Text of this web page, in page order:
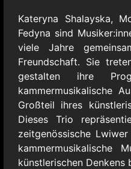
Kateryna Shalayska,
Fedyna sind
viele Jahre
Freundschaft. Sie
gestalten ihre
kammermusikalische
Großteil ihres
Dieses Trio
zeitgenössische
kammermusikalische
künstlerischen Denkens